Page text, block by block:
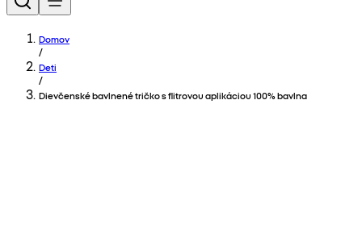
Domov
/
Deti
/
Dievčenské bavlnené tričko s flitrovou aplikáciou 100% bavlna